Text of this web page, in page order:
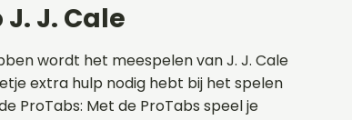
J. Cale
wordt het meespelen van J. J. Cale
extra hulp nodig hebt bij het spelen
ProTabs: Met de ProTabs speel je